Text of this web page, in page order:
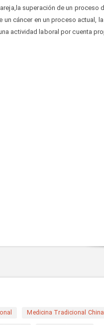
superación de un proceso
cáncer en un proceso actual, la
actividad laboral por cuenta
Medicina Tradicional China